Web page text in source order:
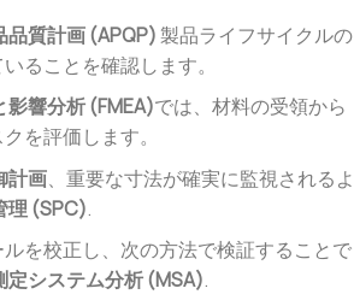
品質計画 (APQP)製品ライフサイクルの
ることを確認します。
響分析 (FMEA)では、材料の受領から
を評価します。
計画、重要な寸法が確実に監視されるよ
理 (SPC).
を校正し、次の方法で検証することで
定システム分析 (MSA).